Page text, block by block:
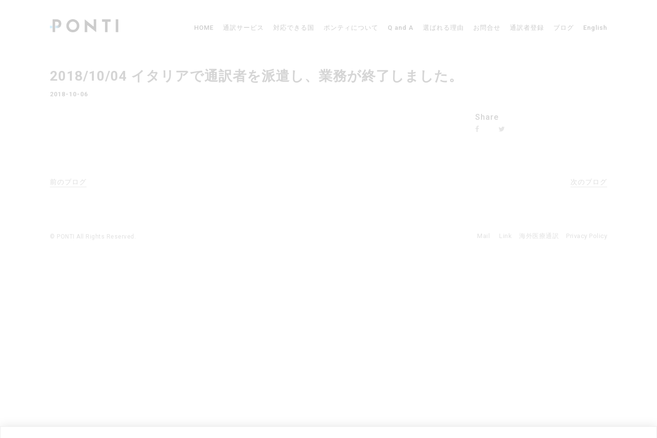
HOME 通訳サービス 対応できる国 ポンティについて Q and A 選ばれる理由 お問合せ 通訳者登録 ブログ English
2018/10/04 イタリアで通訳者を派遣し、業務が終了しました。
2018-10-06
Share
前のブログ 次のブログ
© PONTI All Rights Reserved. Mail Link 海外医療通訳 Privacy Policy